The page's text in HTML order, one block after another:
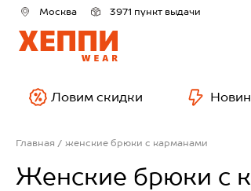
Москва 3971 пункт выдачи
Ловим скидки
Главная женские брюки с карманами
Женские брюки с